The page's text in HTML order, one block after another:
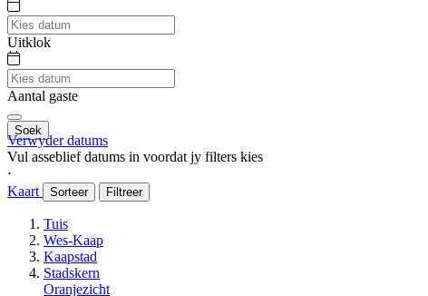
Uitklok
Aantal gaste
Soek
Verwyder datums
Vul asseblief datums in voordat jy filters kies
⋅
Kaart
Sorteer Filtreer
Tuis
Wes-Kaap
Kaapstad
Stadskern
Oranjezicht